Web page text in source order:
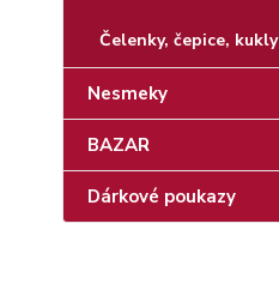
Čelenky, čepice, kukly
Nesmeky
BAZAR
Dárkové poukazy